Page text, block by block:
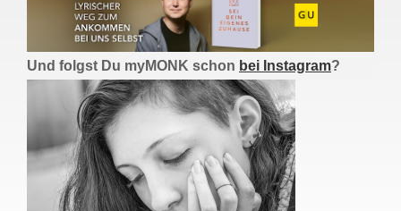
Und folgst Du myMONK schon bei Instagram?